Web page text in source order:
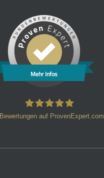
Mehr Infos
Bewertungen auf ProvenExpert.com